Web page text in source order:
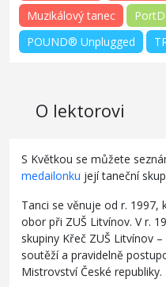
Muzikálový tanec
POUND® Unplugged
O lektorovi
S Květkou se můžete
medailonku její taneční
Tanci se věnuje od r. 1997,
obor při ZUŠ Litvínov. V r.
skupiny Křeč ZUŠ Litvínov
soutěží a pravidelně
Mistrovství České republiky.